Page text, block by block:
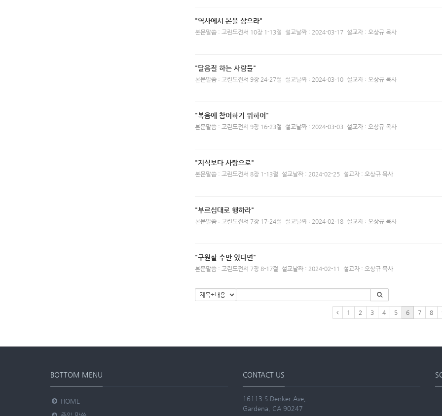
"역사에서 본을 삼으라"
본문말씀 : 고린도전서 10장 1-13절 설교날짜 : 2024-03-17 설교자 : 오상규 목사
"달음질 하는 사람들"
본문말씀 : 고린도전서 9장 24-27절 설교날짜 : 2024-03-10 설교자 : 오상규 목사
"복음에 참여하기 위하여"
본문말씀 : 고린도전서 9장 16-23절 설교날짜 : 2024-03-03 설교자 : 오상규 목사
"지식보다 사랑으로"
본문말씀 : 고린도전서 8장 1-13절 설교날짜 : 2024-02-25 설교자 : 오상규 목사
"부르심대로 행하라"
본문말씀 : 고린도전서 7장 17-24절 설교날짜 : 2024-02-18 설교자 : 오상규 목사
"구원할 수만 있다면"
본문말씀 : 고린도전서 7장 8-17절 설교날짜 : 2024-02-11 설교자 : 오상규 목사
1 2 3 4 5 6 7 8
BOTTOM MENU
HOME
CONTACT US
16113 S.Denker Ave,
Gardena, CA 90247